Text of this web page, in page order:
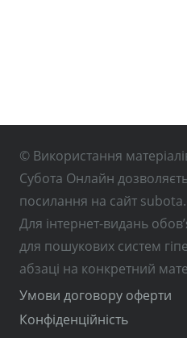
© Використання
Субота Онлайн
посилання на сайт
Для інтернет-видань
для пошукових систем
абзаці на конкретний
Умови договору оферти
Конфіденційність